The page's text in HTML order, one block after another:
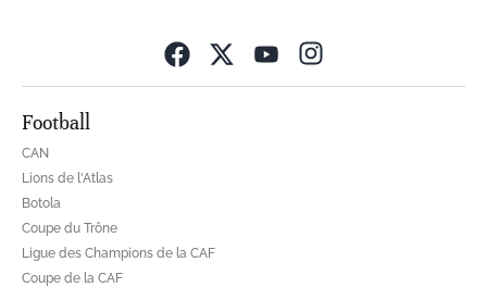
Football
CAN
Lions de l'Atlas
Botola
Coupe du Trône
Ligue des Champions de la CAF
Coupe de la CAF